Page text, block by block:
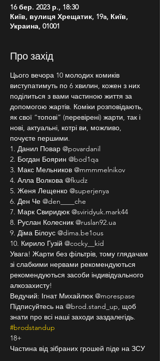
16 бер. 2023 р., 18:30
Київ, вулиця Хрещатик, 19a, Київ,
Украина, 01001
Про захід
Цього вечора 10 молодих комиків
виступатимуть по 6 хвилин, кожен з них
поділиться з вами частиною життя за
допомогою жартів. Коміки розповідають,
як свої “топові” (перевірені) жарти, так і
нові, актуальні, котрі ви, можливо,
почуєте першими.
1. Данил Повар @povardanil
2. Богдан Боярин @bod1qa
3. Макс Мельников @mmmmelnikov
4. Алла Волкова @fkudz
5. Женя Лещенко @superjenya
6. Ден Че @den____che
7. Марк Свиридюк @sviridyuk.mark44
8. Руслан Колесник @ruslan92.ua
9. Діма Білоус @dima.be1ous
10. Кирило Гузій @cocky__kid
Увага! Жарти без фільтрів, тому глядачам
зі слабкими нервами рекомендуються
рекомендуються засоби індивідуального
алкозахисту!
Ведучий: Ігнат Михайлюк @morespase
Підписуйтесь на @brod.stand_up, щоб
знати про всі наші заходи заздалегідь.
#brodstandup
18+
Частина від зібраних грошей піде на ЗСУ